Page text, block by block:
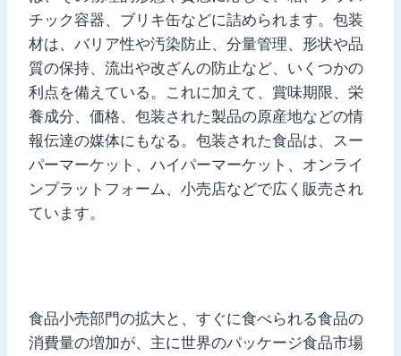
チック容器、ブリキ缶などに詰められます。包装
材は、バリア性や汚染防止、分量管理、形状や品
質の保持、流出や改ざんの防止など、いくつかの
利点を備えている。これに加えて、賞味期限、栄
養成分、価格、包装された製品の原産地などの情
報伝達の媒体にもなる。包装された食品は、スー
パーマーケット、ハイパーマーケット、オンライ
ンプラットフォーム、小売店などで広く販売され
ています。
食品小売部門の拡大と、すぐに食べられる食品の
消費量の増加が、主に世界のパッケージ食品市場